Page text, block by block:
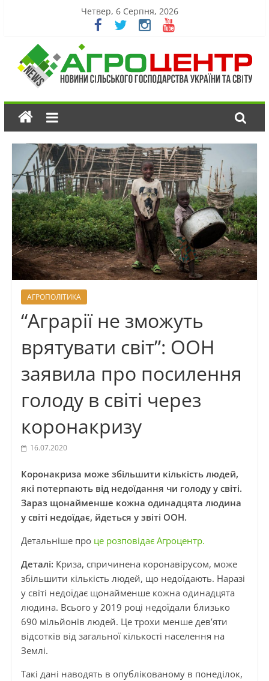
Четвер, 6 Серпня, 2026
АГРОПОЛІТИКА
“Аграрії не зможуть
врятувати світ”: ООН
заявила про посилення
голоду в світі через
коронакризу
16.07.2020
Коронакриза може збільшити кількість людей,
які потерпають від недоїдання чи голоду у світі.
Зараз щонайменше кожна одинадцята людина
у світі недоїдає, йдеться у звіті ООН.
Детальніше про це розповідає Агроцентр.
Деталі: Криза, спричинена коронавірусом, може
збільшити кількість людей, що недоїдають. Наразі
у світі недоїдає щонайменше кожна одинадцята
людина. Всього у 2019 році недоїдали близько
690 мільйонів людей. Це трохи менше дев’яти
відсотків від загальної кількості населення на
Землі.
Такі дані наводять в опублікованому в понеділок,